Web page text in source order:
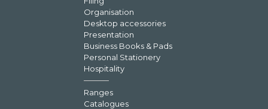
Organisation
Desktop accessories
Presentation
Business Books & Pads
Personal Stationery
Hospitality
Ranges
Catalogues